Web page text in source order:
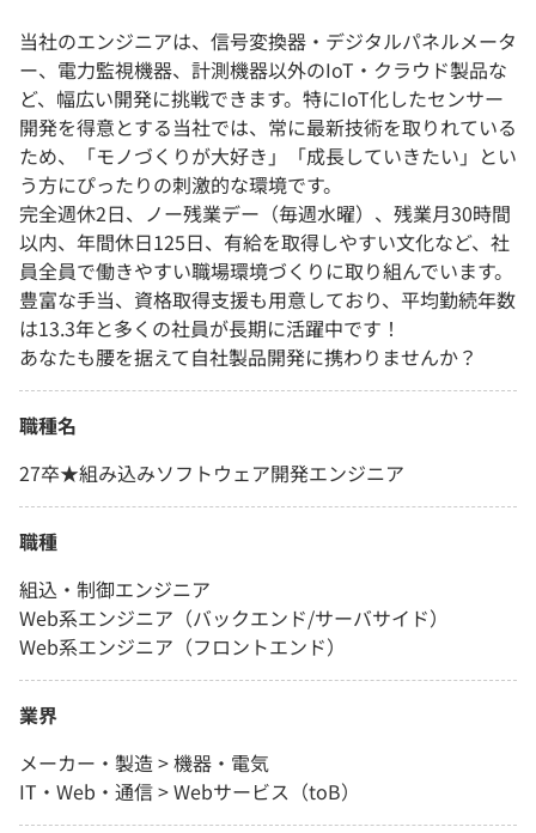
当社のエンジニアは、信号変換器・デジタルパネルメータ
ー、電力監視機器、計測機器以外のIoT・クラウド製品な
ど、幅広い開発に挑戦できます。特にIoT化したセンサー
開発を得意とする当社では、常に最新技術を取りれている
ため、「モノづくりが大好き」「成長していきたい」とい
う方にぴったりの刺激的な環境です。
完全週休2日、ノー残業デー（毎週水曜）、残業月30時間
以内、年間休日125日、有給を取得しやすい文化など、社
員全員で働きやすい職場環境づくりに取り組んでいます。
豊富な手当、資格取得支援も用意しており、平均勤続年数
は13.3年と多くの社員が長期に活躍中です！
あなたも腰を据えて自社製品開発に携わりませんか？
職種名
27卒★組み込みソフトウェア開発エンジニア
職種
組込・制御エンジニア
Web系エンジニア（バックエンド/サーバサイド）
Web系エンジニア（フロントエンド）
業界
メーカー・製造 > 機器・電気
IT・Web・通信 > Webサービス（toB）